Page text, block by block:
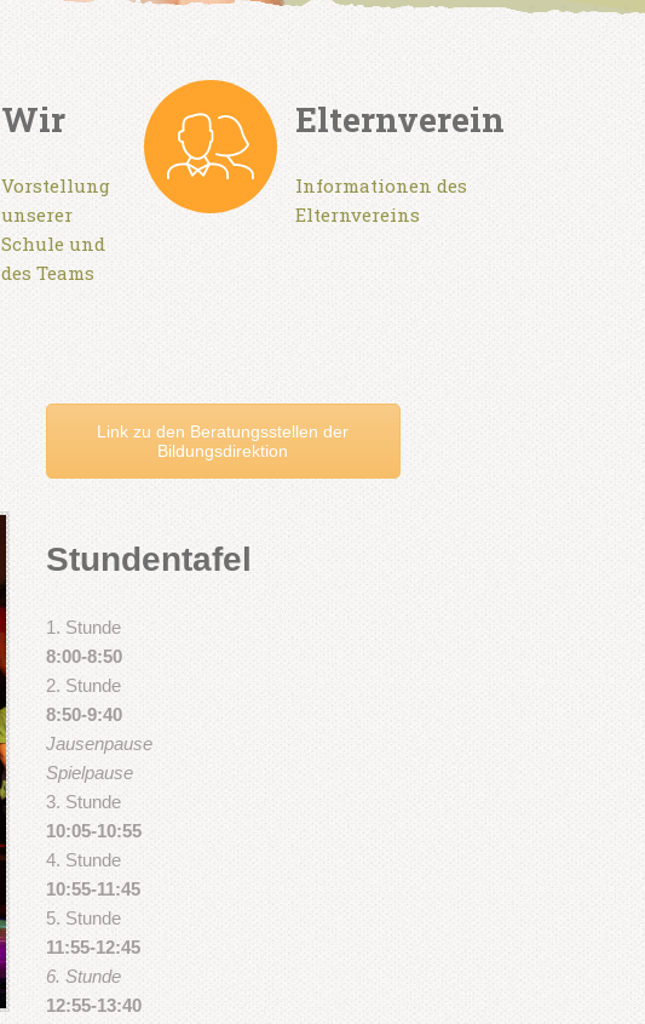
Wir
Vorstellung
unserer
Schule und
des Teams
Elternverein
Informationen des
Elternvereins
Link zu den Beratungsstellen der
Bildungsdirektion
Stundentafel
1. Stunde
8:00-8:50
2. Stunde
8:50-9:40
Jausenpause
Spielpause
3. Stunde
10:05-10:55
4. Stunde
10:55-11:45
5. Stunde
11:55-12:45
6. Stunde
12:55-13:40